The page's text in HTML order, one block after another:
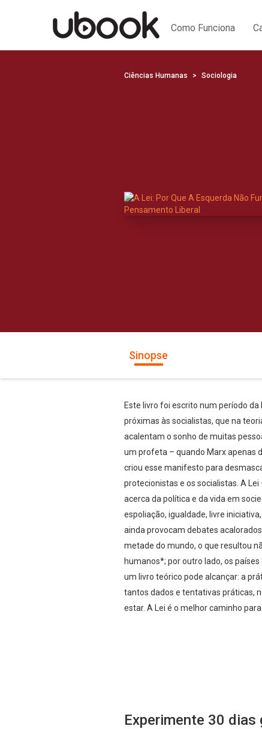
Como Funciona
Ciências Humanas Sociologia
Sinopse
Este livro foi escrito num período
próximas às socialistas, que na
acalentam o sonho de muitas
um profeta – quando Marx apenas
criou esse manifesto para
protecionistas e os socialistas. A
acerca da política e da vida em
espoliação, igualdade, livre
ainda provocam debates
metade do mundo, o que resultou
humanos*; por outro lado, os
um livro teórico pode alcançar: a
tantos dados e tentativas práticas,
estar. A Lei é o melhor caminho
Experimente 30 dias